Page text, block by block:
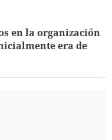
en la organización
era de